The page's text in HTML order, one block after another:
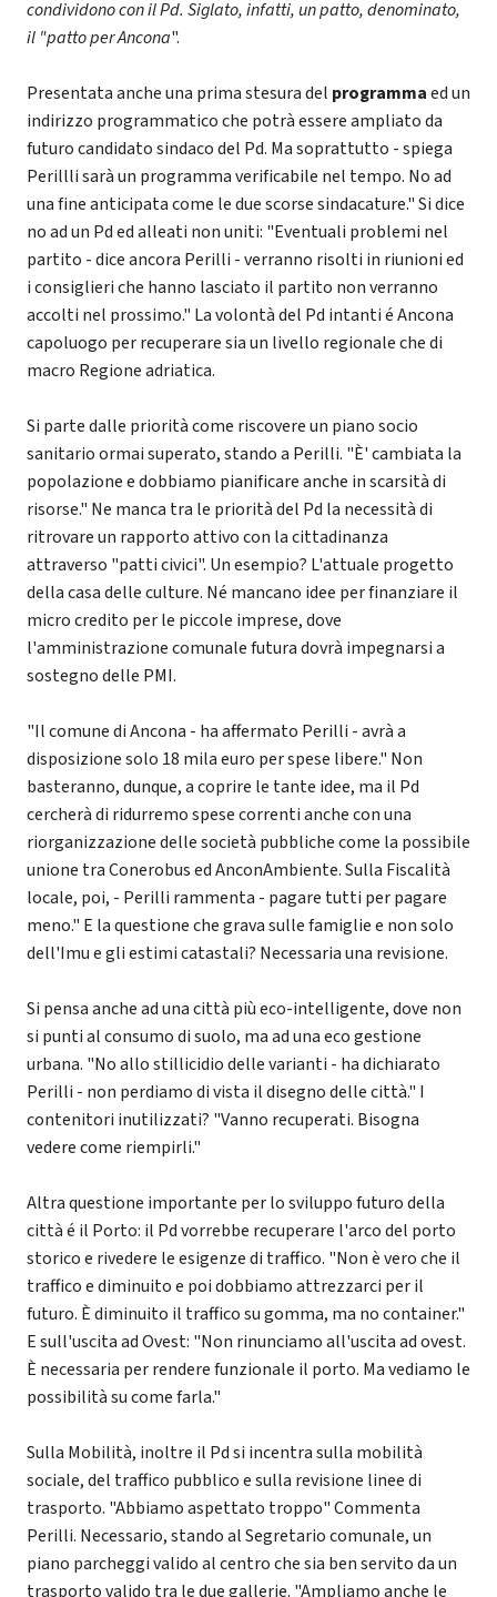
condividono con il Pd. Siglato, infatti, un patto, denominato,
il "patto per Ancona".
Presentata anche una prima stesura del programmaed un
indirizzo programmatico che potrà essere ampliato da
futuro candidato sindaco del Pd. Ma soprattutto - spiega
Perillli sarà un programma verificabile nel tempo. No ad
una fine anticipata come le due scorse sindacature." Si dice
no ad un Pd ed alleati non uniti: "Eventuali problemi nel
partito - dice ancora Perilli - verranno risolti in riunioni ed
i consiglieri che hanno lasciato il partito non verranno
accolti nel prossimo." La volontà del Pd intanti é Ancona
capoluogo per recuperare sia un livello regionale che di
macro Regione adriatica.
Si parte dalle priorità come riscovere un piano socio
sanitario ormai superato, stando a Perilli. "È' cambiata la
popolazione e dobbiamo pianificare anche in scarsità di
risorse." Ne manca tra le priorità del Pd la necessità di
ritrovare un rapporto attivo con la cittadinanza
attraverso "patti civici". Un esempio? L'attuale progetto
della casa delle culture. Né mancano idee per finanziare il
micro credito per le piccole imprese, dove
l'amministrazione comunale futura dovrà impegnarsi a
sostegno delle PMI.
"Il comune di Ancona - ha affermato Perilli - avrà a
disposizione solo 18 mila euro per spese libere." Non
basteranno, dunque, a coprire le tante idee, ma il Pd
cercherà di ridurremo spese correnti anche con una
riorganizzazione delle società pubbliche come la possibile
unione tra Conerobus ed AnconAmbiente. Sulla Fiscalità
locale, poi, - Perilli rammenta - pagare tutti per pagare
meno." E la questione che grava sulle famiglie e non solo
dell'Imu e gli estimi catastali? Necessaria una revisione.
Si pensa anche ad una città più eco-intelligente, dove non
si punti al consumo di suolo, ma ad una eco gestione
urbana. "No allo stillicidio delle varianti - ha dichiarato
Perilli - non perdiamo di vista il disegno delle città." I
contenitori inutilizzati? "Vanno recuperati. Bisogna
vedere come riempirli."
Altra questione importante per lo sviluppo futuro della
città é il Porto: il Pd vorrebbe recuperare l'arco del porto
storico e rivedere le esigenze di traffico. "Non è vero che il
traffico e diminuito e poi dobbiamo attrezzarci per il
futuro. È diminuito il traffico su gomma, ma no container."
E sull'uscita ad Ovest: "Non rinunciamo all'uscita ad ovest.
È necessaria per rendere funzionale il porto. Ma vediamo le
possibilità su come farla."
Sulla Mobilità, inoltre il Pd si incentra sulla mobilità
sociale, del traffico pubblico e sulla revisione linee di
trasporto. "Abbiamo aspettato troppo" Commenta
Perilli. Necessario, stando al Segretario comunale, un
piano parcheggi valido al centro che sia ben servito da un
trasporto valido tra le due gallerie. "Ampliamo anche le